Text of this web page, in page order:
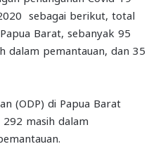
sebagai berikut, total
Barat, sebanyak 95
dalam pemantauan, dan 35
(ODP) di Papua Barat
masih dalam